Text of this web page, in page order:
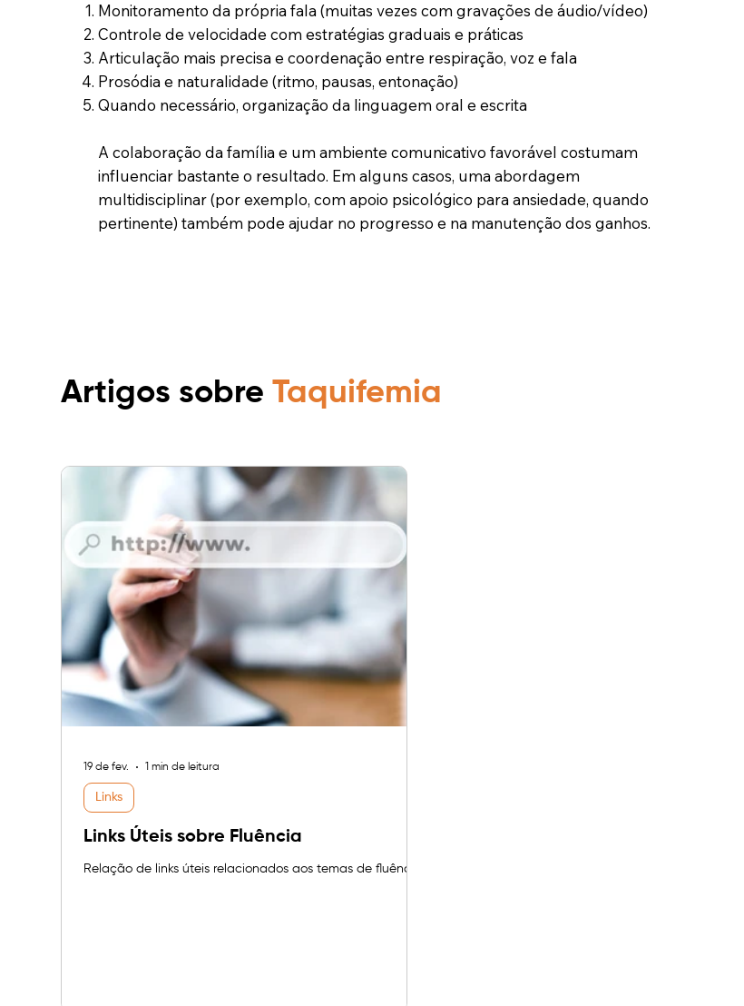
Monitoramento da própria fala (muitas vezes com gravações de áudio/vídeo)
Controle de velocidade com estratégias graduais e práticas
Articulação mais precisa e coordenação entre respiração, voz e fala
Prosódia e naturalidade (ritmo, pausas, entonação)
Quando necessário, organização da linguagem oral e escrita
A colaboração da família e um ambiente comunicativo favorável costumam
influenciar bastante o resultado. Em alguns casos, uma abordagem
multidisciplinar (por exemplo, com apoio psicológico para ansiedade, quando
pertinente) também pode ajudar no progresso e na manutenção dos ganhos.
Artigos sobreTaquifemia
Links Úteis sobre Fluência
Relação de links úteis relacionados aos temas de fluência.
Links
19 de fev. 1 min de leitura